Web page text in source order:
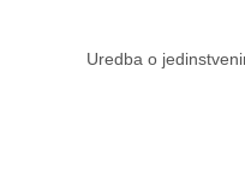
Uredba o